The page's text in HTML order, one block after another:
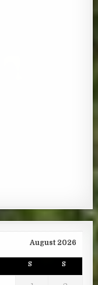
August 2026
S S